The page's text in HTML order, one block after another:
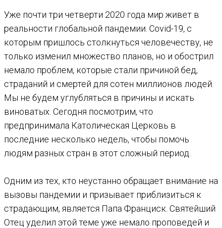
Уже почти три четверти 2020 года мир живет в
реальности глобальной пандемии. Covid-19, с
которым пришлось столкнуться человечеству, не
только изменил множество планов, но и обострил
немало проблем, которые стали причиной бед,
страданий и смертей для сотен миллионов людей.
Мы не будем углубляться в причины и искать
виноватых. Сегодня посмотрим, что
предпринимала Католическая Церковь в
последние несколько недель, чтобы помочь
людям разных стран в этот сложный период.
Одним из тех, кто неустанно обращает внимание на
вызовы пандемии и призывает приблизиться к
страдающим, является Папа Франциск. Святейший
Отец уделил этой теме уже немало проповедей и